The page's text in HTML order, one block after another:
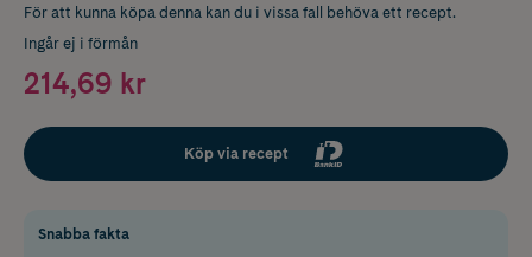
För att kunna köpa denna kan du i vissa fall behöva ett recept.
Ingår ej i förmån
214,69 kr
Köp via recept
Snabba fakta